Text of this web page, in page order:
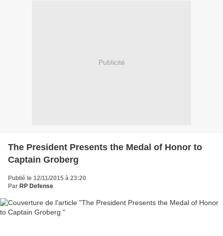
Publicité
The President Presents the Medal of Honor to
Captain Groberg
Publié le 12/11/2015 à 23:20
Par RP Defense